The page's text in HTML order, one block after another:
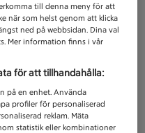
till denna meny för att
när som helst genom att klicka
ned på webbsidan. Dina val
Mer information finns i vår
för att tillhandahålla:
på en enhet. Använda
profiler för personaliserad
reklam. Mäta
statistik eller kombinationer